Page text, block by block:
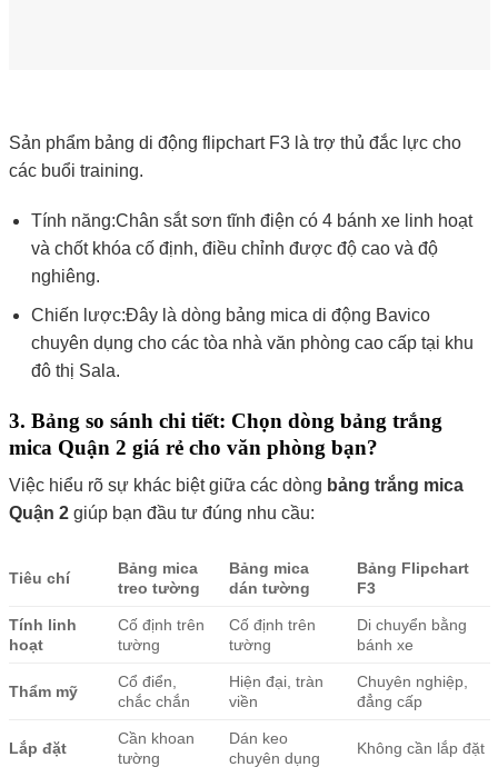
Sản phẩm bảng di động flipchart F3 là trợ thủ đắc lực cho
các buổi training.
Tính năng:Chân sắt sơn tĩnh điện có 4 bánh xe linh hoạt
và chốt khóa cố định, điều chỉnh được độ cao và độ
nghiêng.
Chiến lược:Đây là dòng bảng mica di động Bavico
chuyên dụng cho các tòa nhà văn phòng cao cấp tại khu
đô thị Sala.
3. Bảng so sánh chi tiết: Chọn dòng bảng trắng
mica Quận 2 giá rẻ cho văn phòng bạn?
Việc hiểu rõ sự khác biệt giữa các dòng bảng trắng mica
Quận 2giúp bạn đầu tư đúng nhu cầu:
Tiêu chí
Bảng mica
treo tường
Bảng mica
dán tường
Bảng Flipchart
F3
Tính linh
hoạt
Cố định trên
tường
Cố định trên
tường
Di chuyển bằng
bánh xe
Thẩm mỹ
Cổ điển,
chắc chắn
Hiện đại, tràn
viền
Chuyên nghiệp,
đẳng cấp
Lắp đặt
Cần khoan
tường
Dán keo
chuyên dụng
Không cần lắp đặt